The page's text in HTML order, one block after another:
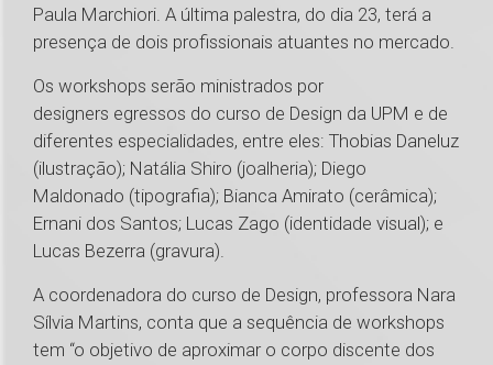
Paula Marchiori. A última palestra, do dia 23, terá a
presença de dois profissionais atuantes no mercado.
Os workshops serão ministrados por
designers egressos do curso de Design da UPM e de
diferentes especialidades, entre eles: Thobias Daneluz
(ilustração); Natália Shiro (joalheria); Diego
Maldonado (tipografia); Bianca Amirato (cerâmica);
Ernani dos Santos; Lucas Zago (identidade visual); e
Lucas Bezerra (gravura).
A coordenadora do curso de Design, professora Nara
Sílvia Martins, conta que a sequência de workshops
tem “o objetivo de aproximar o corpo discente dos